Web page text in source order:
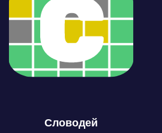
Словодей